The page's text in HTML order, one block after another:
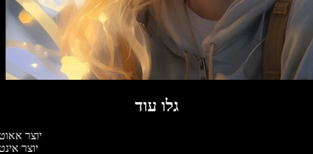
גלו עוד
יוצר
יוצר